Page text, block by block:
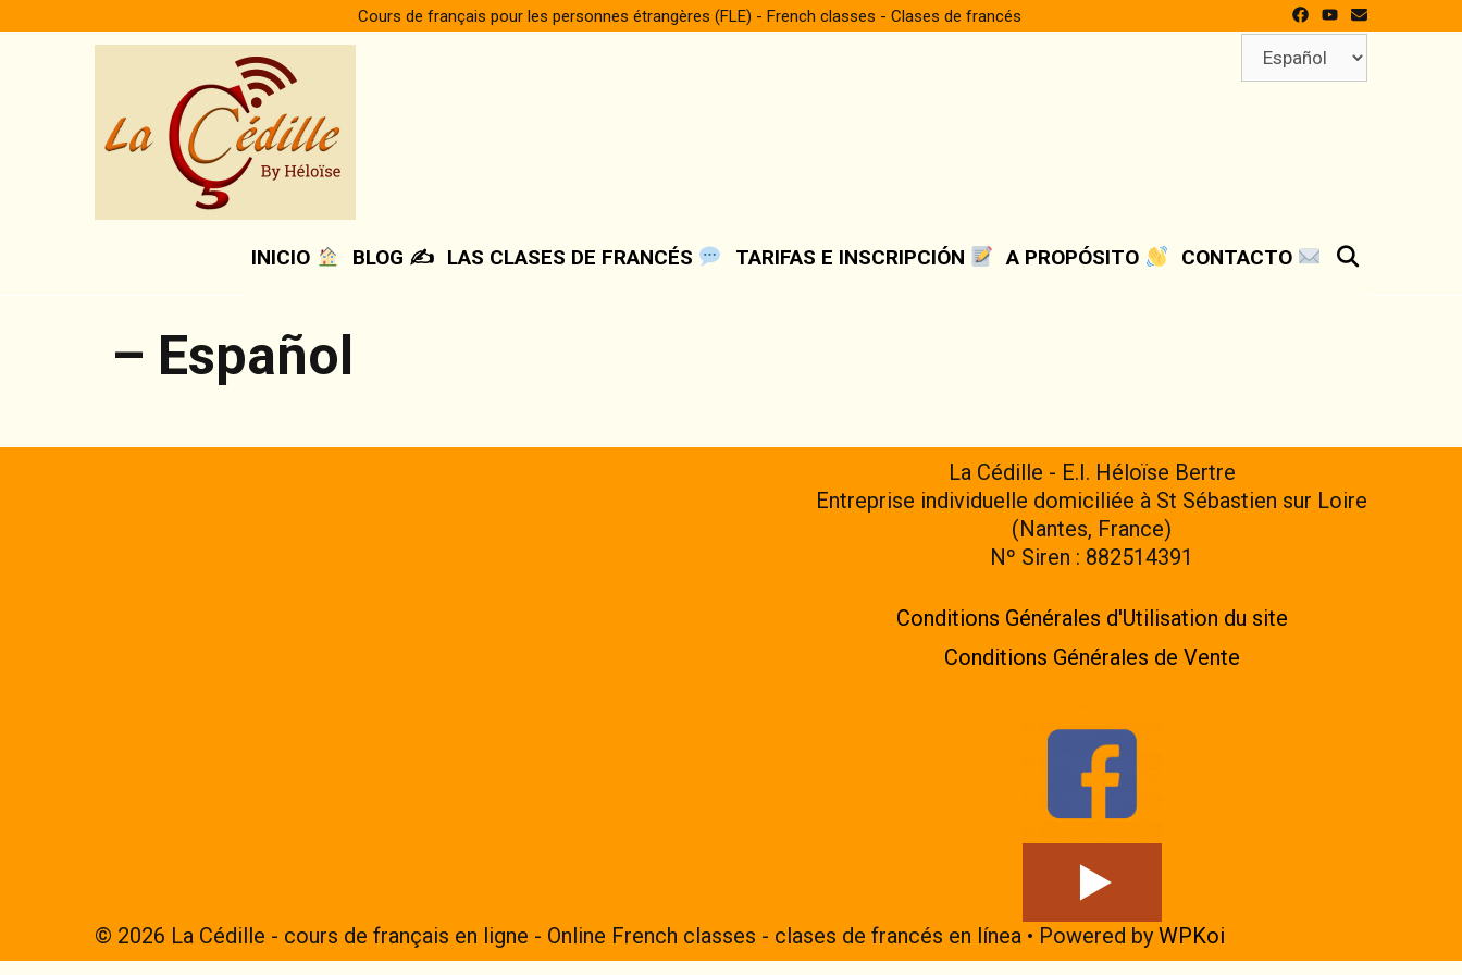
to
Cours de français pour les personnes étrangères (FLE) - French classes - Clases de francés
INICIO BLOG ✍️ LAS CLASES DE FRANCÉS TARIFAS E INSCRIPCIÓN A PROPÓSITO CONTACTO
– Español
La Cédille - E.I. Héloïse Bertre
Entreprise individuelle domiciliée à St Sébastien sur Loire
(Nantes, France)
Nº Siren : 882514391
Conditions Générales d'Utilisation du site
Conditions Générales de Vente
© 2026 La Cédille - cours de français en ligne - Online French classes - clases de francés en línea • Powered by WPKoi